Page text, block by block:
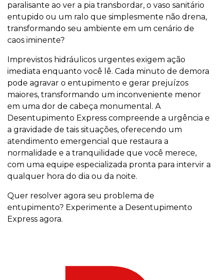
paralisante ao ver a pia transbordar, o vaso sanitário
entupido ou um ralo que simplesmente não drena,
transformando seu ambiente em um cenário de
caos iminente?
Imprevistos hidráulicos urgentes exigem ação
imediata enquanto você lê. Cada minuto de demora
pode agravar o entupimento e gerar prejuízos
maiores, transformando um inconveniente menor
em uma dor de cabeça monumental. A
Desentupimento Express compreende a urgência e
a gravidade de tais situações, oferecendo um
atendimento emergencial que restaura a
normalidade e a tranquilidade que você merece,
com uma equipe especializada pronta para intervir a
qualquer hora do dia ou da noite.
Quer resolver agora seu problema de
entupimento? Experimente a Desentupimento
Express agora.